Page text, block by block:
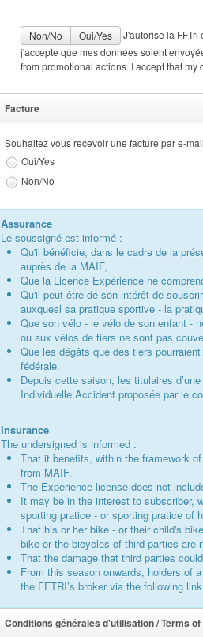
Non/No Oui/Yes
j'accepte que mes données soient envoyées et stockées dans et hors de l'UE. I
from promotional actions. I accept that
Facture
Souhaitez vous recevoir une facture par e-
Oui/Yes
Non/No
Assurance
Le soussigné est informé :
Qu'il bénéficie, dans le cadre de la
auprès de la MAIF,
Que la Licence Expérience ne
Qu'il peut être de son intérêt de
auxquesl sa pratique sportive - la
Que son vélo - le vélo de son enfant -
ou aux vélos de tiers ne sont pas
Que les dégâts que des tiers
fédérale.
Depuis cette saison, les titulaires
Individuelle Accident proposée par le
Insurance
The undersigned is informed :
That it benefits, within the framework
from MAIF,
The Experience license does not
It may be in the interest to subscriber,
sporting pratice - or sporting pratice of
That his or her bike - or their child's
bike or the bicycles of third parties are
That the damage that third parties
From this season onwards, holders of
the FFTRI’s broker via the following
Conditions générales d'utilisation / Terms